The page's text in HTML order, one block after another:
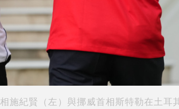
施紀賢（左）與挪威首相斯特勒在土耳